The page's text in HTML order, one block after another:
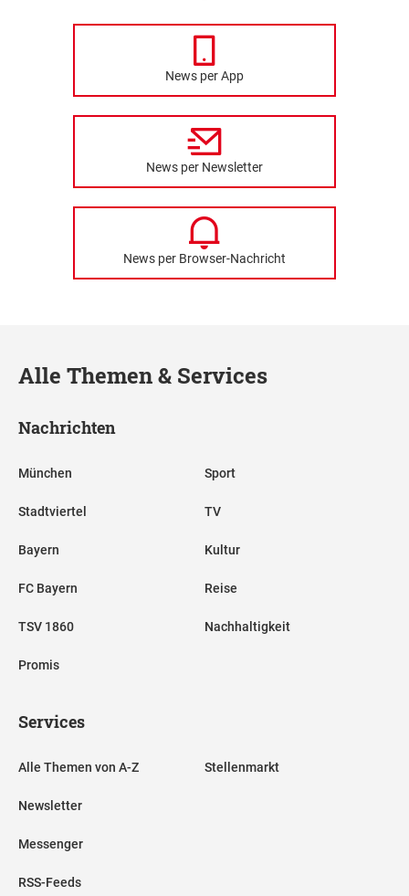
News per App
News per Newsletter
News per Browser-Nachricht
Alle Themen & Services
Nachrichten
München
Stadtviertel
Bayern
FC Bayern
TSV 1860
Promis
Sport
TV
Kultur
Reise
Nachhaltigkeit
Services
Alle Themen von A-Z
Newsletter
Messenger
RSS-Feeds
Stellenmarkt